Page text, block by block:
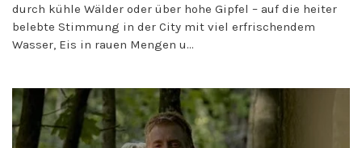
durch kühle Wälder oder über hohe Gipfel – auf die heiter
belebte Stimmung in der City mit viel erfrischendem
Wasser, Eis in rauen Mengen u...